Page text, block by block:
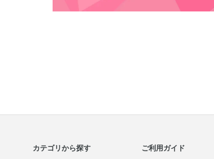
カテゴリから探す ご利用ガイド